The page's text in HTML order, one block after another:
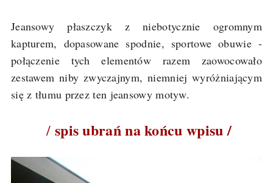
Jeansowy płaszczyk z niebotycznie ogromnym
kapturem, dopasowane spodnie, sportowe obuwie -
połączenie tych elementów razem zaowocowało
zestawem niby zwyczajnym, niemniej wyróżniającym
się z tłumu przez ten jeansowy motyw.
/ spis ubrań na końcu wpisu /